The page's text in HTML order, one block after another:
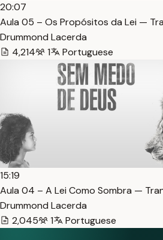
20:07
Aula 05 – Os Propósitos da Lei —
Drummond Lacerda
4,214
1 Portuguese
15:19
Aula 04 – A Lei Como Sombra —
Drummond Lacerda
2,045
1 Portuguese